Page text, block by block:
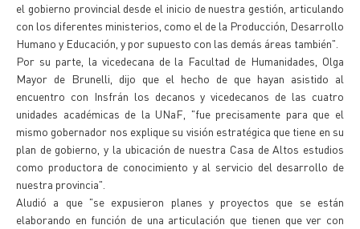
el gobierno provincial desde el inicio de nuestra gestión, articulando
con los diferentes ministerios, como el de la Producción, Desarrollo
Humano y Educación, y por supuesto con las demás áreas también".
Por su parte, la vicedecana de la Facultad de Humanidades, Olga
Mayor de Brunelli, dijo que el hecho de que hayan asistido al
encuentro con Insfrán los decanos y vicedecanos de las cuatro
unidades académicas de la UNaF, "fue precisamente para que el
mismo gobernador nos explique su visión estratégica que tiene en su
plan de gobierno, y la ubicación de nuestra Casa de Altos estudios
como productora de conocimiento y al servicio del desarrollo de
nuestra provincia".
Aludió a que "se expusieron planes y proyectos que se están
elaborando en función de una articulación que tienen que ver con